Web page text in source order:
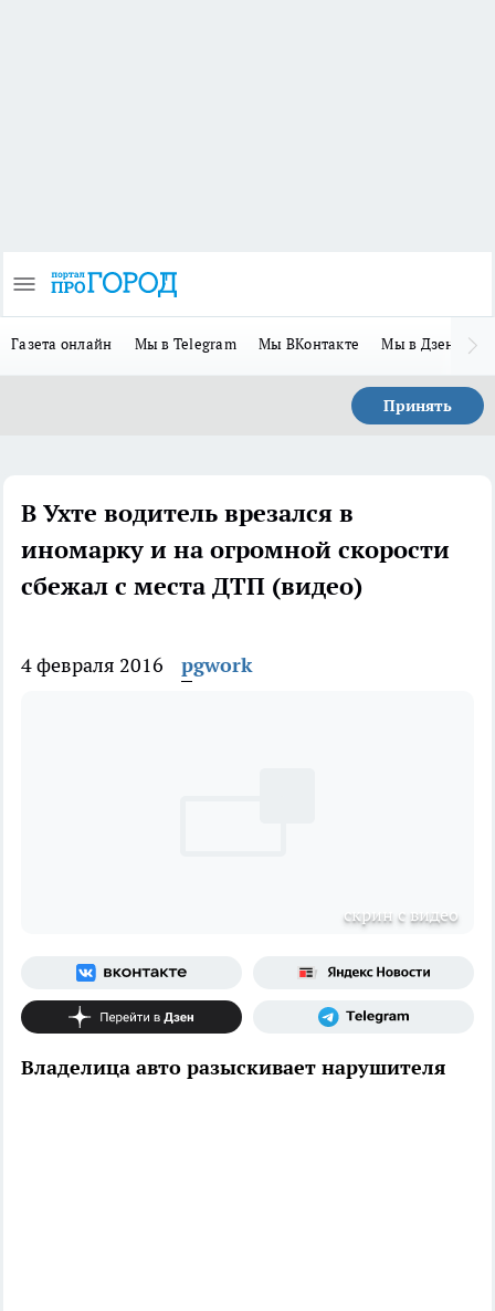
Газета онлайн Мы в Telegram Мы ВКонтакте Мы в Дзене
Принять
В Ухте водитель врезался в
иномарку и на огромной скорости
сбежал с места ДТП (видео)
4 февраля 2016 pgwork
скрин с видео
Владелица авто разыскивает нарушителя